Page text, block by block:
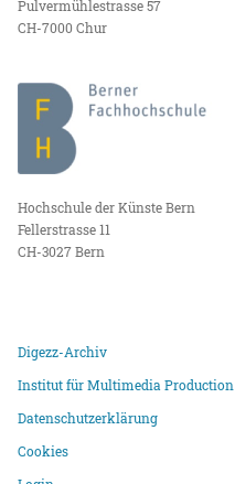
Pulvermühlestrasse 57
CH-7000 Chur
Hochschule der Künste Bern
Fellerstrasse 11
CH-3027 Bern
Digezz-Archiv
Institut für Multimedia Production
Datenschutzerklärung
Cookies